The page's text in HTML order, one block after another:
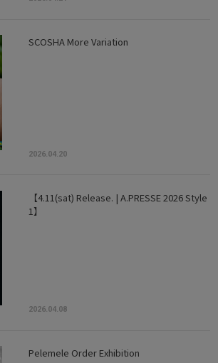
SCOSHA More Variation
2026.04.20
【4.11(sat) Release. | A.PRESSE 2026 Style
1】
2026.04.08
Pelemele Order Exhibition